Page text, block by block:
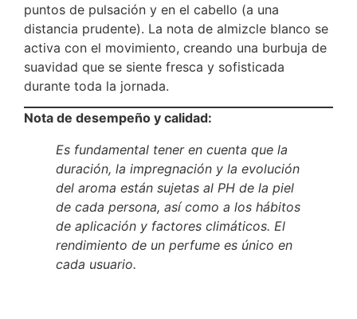
puntos de pulsación y en el cabello (a una
distancia prudente). La nota de almizcle blanco se
activa con el movimiento, creando una burbuja de
suavidad que se siente fresca y sofisticada
durante toda la jornada.
Nota de desempeño y calidad:
Es fundamental tener en cuenta que la
duración, la impregnación y la evolución
del aroma están sujetas al PH de la piel
de cada persona, así como a los hábitos
de aplicación y factores climáticos. El
rendimiento de un perfume es único en
cada usuario.